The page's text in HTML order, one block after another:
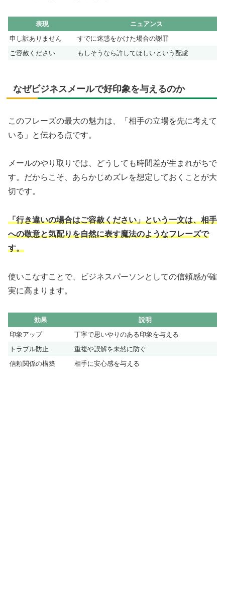
表現
ニュアンス
申し訳ありません
すでに迷惑をかけた場合の謝罪
ご容赦ください
もしそうなら許してほしいという配慮
なぜビジネスメールで好印象を与えるのか
このフレーズの最大の魅力は、「相手の立場を先に考えて
いる」と伝わる点です。
メールのやり取りでは、どうしても時間差が生まれがちで
す。だからこそ、あらかじめズレを想定しておくことが大
切です。
「行き違いの場合はご容赦ください」という一文は、相手
への敬意と気配りを自然に表す魔法のようなフレーズで
す。
使いこなすことで、ビジネスパーソンとしての信頼感が確
実に高まります。
効果
説明
印象アップ
丁寧で思いやりのある印象を与える
トラブル防止
重複や誤解を未然に防ぐ
信頼関係の構築
相手に安心感を与える